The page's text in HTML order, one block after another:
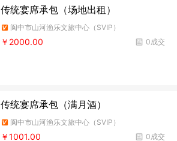
传统宴席承包（场地出租）
阆中市山河渔乐文旅中心（SVIP）
0成交
￥2000.00
传统宴席承包（满月酒）
阆中市山河渔乐文旅中心（SVIP）
0成交
￥1001.00